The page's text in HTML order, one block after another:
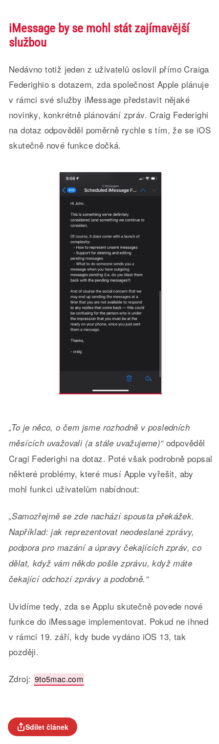
iMessage by se mohl stát zajímavější
službou
Nedávno totiž jeden z uživatelů oslovil přímo Craiga
Federighio s dotazem, zda společnost Apple plánuje
v rámci své služby iMessage představit nějaké
novinky, konkrétně plánování zpráv. Craig Federighi
na dotaz odpověděl poměrně rychle s tím, že se iOS
skutečně nové funkce dočká.
„To je něco, o čem jsme rozhodně v posledních
měsících uvažovali (a stále uvažujeme)“odpověděl
Cragi Federighi na dotaz. Poté však podrobně popsal
některé problémy, které musí Apple vyřešit, aby
mohl funkci uživatelům nabídnout:
„Samozřejmě se zde nachází spousta překážek.
Například: jak reprezentovat neodeslané zprávy,
podpora pro mazání a úpravy čekajících zpráv, co
dělat, když vám někdo pošle zprávu, když máte
čekající odchozí zprávy a podobně.“
Uvidíme tedy, zda se Applu skutečně povede nové
funkce do iMessage implementovat. Pokud ne ihned
v rámci 19. září, kdy bude vydáno iOS 13, tak
později.
Zdroj: 9to5mac.com
Sdílet článek